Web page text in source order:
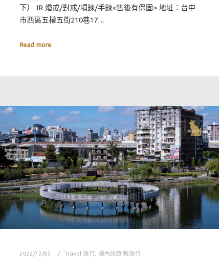
下） IR 婚戒/對戒/項鍊/手鍊<售後有保固> 地址：台中
市西區五權五街210巷17…
Read more
2022/12/05 Travel 旅行 國內旅遊-輕旅行